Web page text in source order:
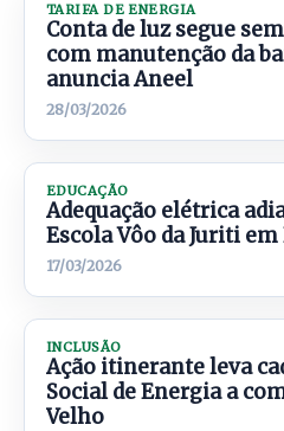
TARIFA DE ENERGIA
Conta de luz segue
com manutenção da
anuncia Aneel
28/03/2026
EDUCAÇÃO
Adequação elétrica
Escola Vôo da Juriti
17/03/2026
INCLUSÃO
Ação itinerante leva
Social de Energia a
Velho